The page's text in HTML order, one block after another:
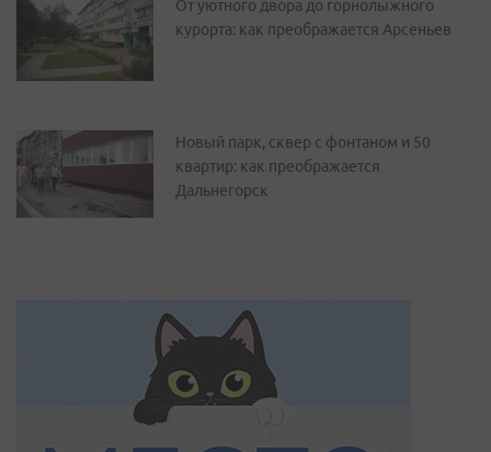
От уютного двора до горнолыжного
курорта: как преображается Арсеньев
Новый парк, сквер с фонтаном и 50
квартир: как преображается
Дальнегорск